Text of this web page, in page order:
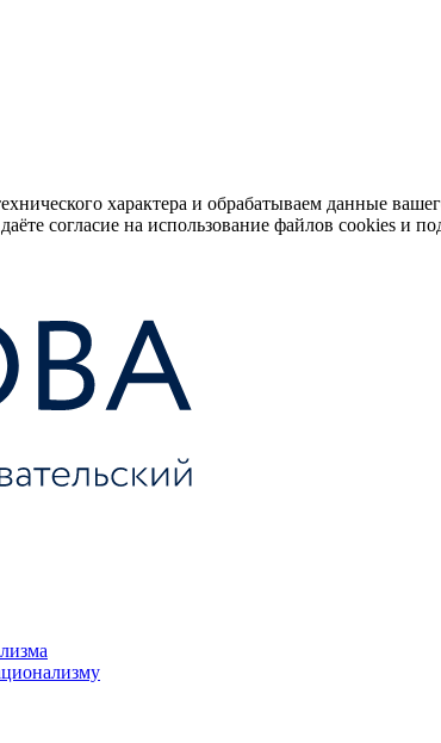
характера и обрабатываем данные
согласие на использование файлов cookies и